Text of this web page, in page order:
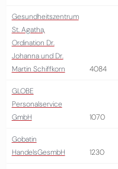
Gesundheitszentrum
St. Agatha,
Ordination Dr.
Johanna und Dr.
Martin Schiffkorn
4084
GLOBE
Personalservice
GmbH
1070
Gobatin
HandelsGesmbH
1230